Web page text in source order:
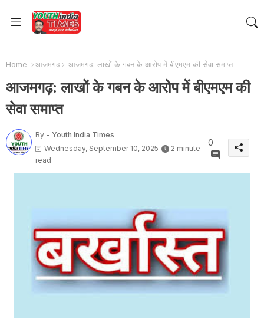
Home आजमगढ़ आजमगढ़: लाखों के गबन के आरोप में बीएमएम की सेवा समाप्त
आजमगढ़: लाखों के गबन के आरोप में बीएमएम की
सेवा समाप्त
By - Youth India Times
Wednesday, September 10, 2025
2 minute
read
0